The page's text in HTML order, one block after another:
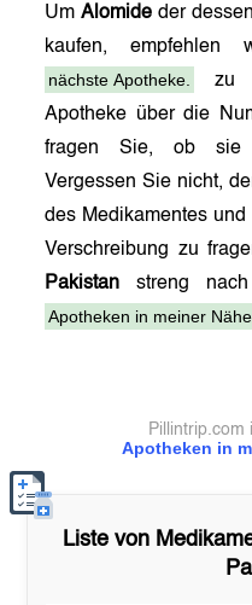
UmAlomide der
kaufen,
nächste Apotheke.
zu
Apotheke über die
fragen Sie, ob
Vergessen Sie nicht,
des Medikamentes
Verschreibung zu
Pakistan streng nach
Apotheken in meiner
Apotheken in
Pillintrip.com
Liste von